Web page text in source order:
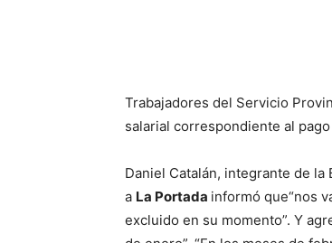
Trabajadores del Servicio
salarial correspondiente al
Daniel Catalán, integrante de
a La Portada informó que“nos
excluido en su momento”. Y